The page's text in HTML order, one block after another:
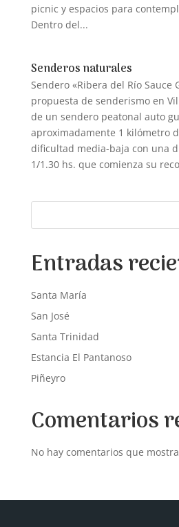
picnic y espacios para
Dentro del...
Senderos naturales
Sendero «Ribera del Río Sauce
propuesta de senderismo en
de un sendero peatonal auto
aproximadamente 1 kilómetro
dificultad media-baja con una
1/1.30 hs. que comienza su
Entradas
Santa María
San José
Santa Trinidad
Estancia El Pantanoso
Piñeyro
Comentarios
No hay comentarios que